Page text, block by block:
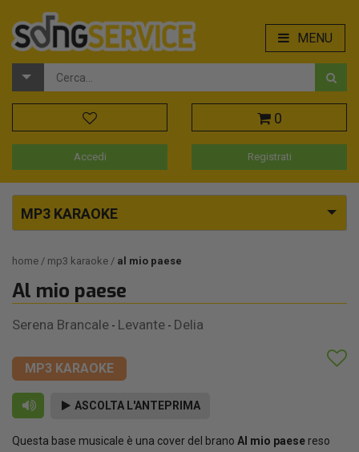
MENU
0
Accedi Registrati
MP3 KARAOKE
home mp3 karaoke al mio paese
Al mio paese
Serena Brancale - Levante - Delia
MP3 KARAOKE
ASCOLTA L'ANTEPRIMA
Questa base musicale è una cover del brano Al mio paese reso